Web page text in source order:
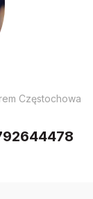
Częstochowa